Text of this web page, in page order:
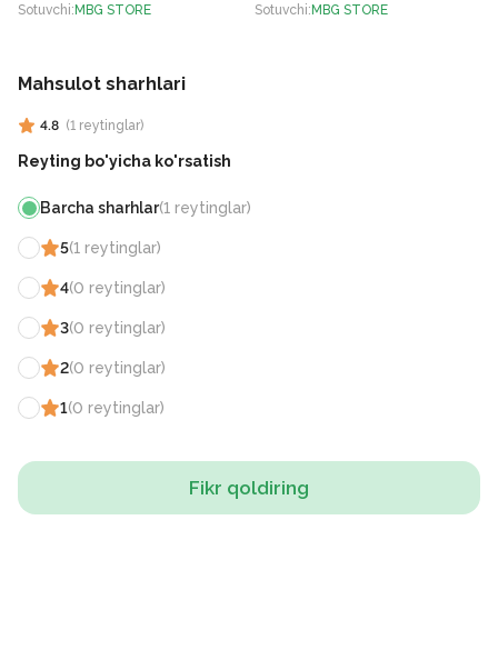
Sotuvchi: MBG STORE Sotuvchi: MBG STORE
Mahsulot sharhlari
4.8 (1 reytinglar)
Reyting bo'yicha ko'rsatish
Barcha sharhlar(1 reytinglar)
5(1 reytinglar)
4(0 reytinglar)
3(0 reytinglar)
2(0 reytinglar)
1(0 reytinglar)
Fikr qoldiring